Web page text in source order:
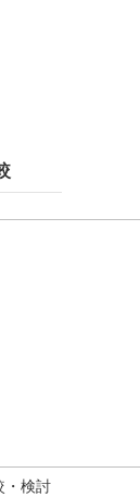
・検討